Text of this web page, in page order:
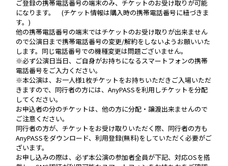
ご登録の携帯電話番号の端末のみ、チケットのお受け取りが可能
になります。 (チケット情報は購入時の携帯電話番号に紐づきま
す。)
他の携帯電話番号の端末ではチケットのお受け取りが出来ません
ので公演日まで携帯電話番号の変更/解約をしないようお願いいた
します。同じ電話番号での機種変更は問題ございません。
※必ず公演日当日、ご自身がお持ちになるスマートフォンの携帯
電話番号をご入力ください。
※本公演は、お一人様1枚チケットをお持ちいただきご入場いただ
きますので、同行者の方には、AnyPASSを利用しチケットを分配
してください。
お申込者の分のチケットは、他の方に分配・譲渡出来ませんので
ご注意ください。
同行者の方が、チケットをお受け取りいただく際、同行者の方も
AnyPASSをダウンロード、利用登録(無料)をしていただく必要がご
ざいます。
お申し込みの際は、必ず本公演の参加者全員が下記、対応OSを搭